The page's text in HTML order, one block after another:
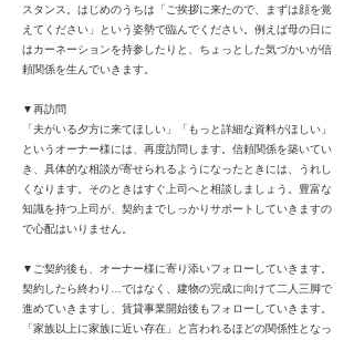
スタンス。はじめのうちは「ご挨拶に来たので、まずは顔を覚
えてください」という姿勢で臨んでください。例えば母の日に
はカーネーションを持参したりと、ちょっとした気づかいが信
頼関係を生んでいきます。
▼再訪問
「夫がいる夕方に来てほしい」「もっと詳細な資料がほしい」
というオーナー様には、再度訪問します。信頼関係を築いてい
き、具体的な相談が寄せられるようになったときには、うれし
くなります。そのときはすぐ上司へと相談しましょう。豊富な
知識を持つ上司が、契約までしっかりサポートしていきますの
で心配はいりません。
▼ご契約後も、オーナー様に寄り添いフォローしていきます。
契約したら終わり…ではなく、建物の完成に向けて二人三脚で
進めていきますし、賃貸事業開始後もフォローしていきます。
「家族以上に家族に近い存在」と言われるほどの関係性となっ